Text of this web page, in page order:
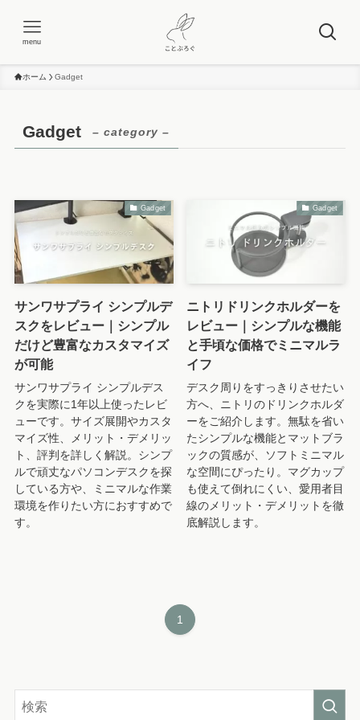
menu
ホーム Gadget
Gadget – category –
Gadget
サンワサプライ シンプルデ
スクをレビュー｜シンプル
だけど豊富なカスタマイズ
が可能
サンワサプライ シンプルデス
クを実際に1年以上使ったレビ
ューです。サイズ展開やカスタ
マイズ性、メリット・デメリッ
ト、評判を詳しく解説。シンプ
ルで頑丈なパソコンデスクを探
している方や、ミニマルな作業
環境を作りたい方におすすめで
す。
Gadget
ニトリドリンクホルダーを
レビュー｜シンプルな機能
と手頃な価格でミニマルラ
イフ
デスク周りをすっきりさせたい
方へ、ニトリのドリンクホルダ
ーをご紹介します。無駄を省い
たシンプルな機能とマットブラ
ックの質感が、ソフトミニマル
な空間にぴったり。マグカップ
も使えて倒れにくい、愛用者目
線のメリット・デメリットを徹
底解説します。
1